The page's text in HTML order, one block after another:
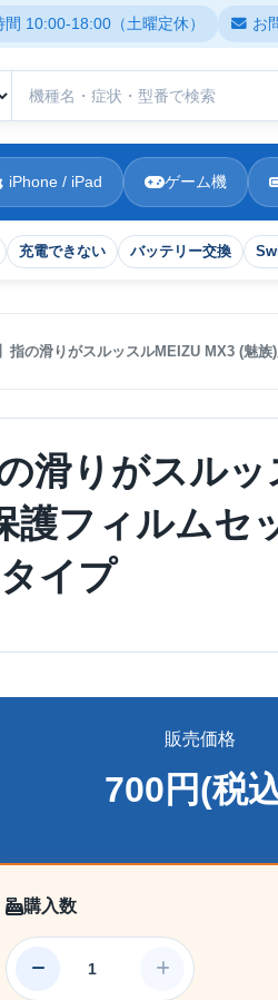
間 10:00-18:00（土曜定休） お
充電できない バッテリー交換
iPhone / iPad ゲーム機
指の滑りがスルッスルMEIZU MX3 (魅
滑りがスル
護フィルムセ
イプ
販売価格
700円(税
購入数